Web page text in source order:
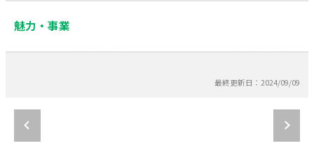
魅力・事業
最終更新日：2024/09/09